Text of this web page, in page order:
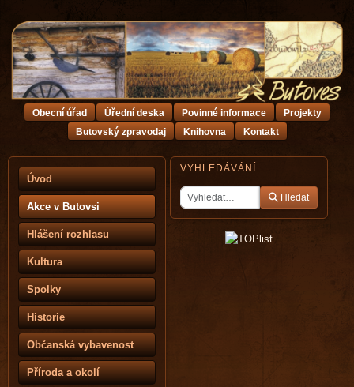
Úvod
Akce v Butovsi
Hlášení rozhlasu
Kultura
Spolky
Historie
Občanská vybavenost
Příroda a okolí
VYHLEDÁVÁNÍ
Hledat
Obecní úřad Úřední deska Povinné informace
Projekty
Butovský zpravodaj
Knihovna Kontakt